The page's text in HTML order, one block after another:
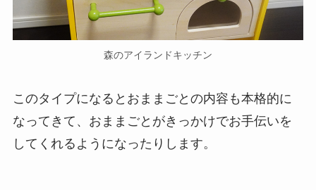
森のアイランドキッチン
このタイプになるとおままごとの内容も本格的に
なってきて、おままごとがきっかけでお手伝いを
してくれるようになったりします。